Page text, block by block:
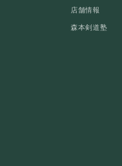
店舗情報
森本剣道塾